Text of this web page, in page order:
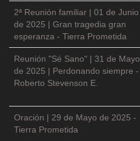
2ª Reunión familiar | 01 de Junio
de 2025 | Gran tragedia gran
esperanza - Tierra Prometida
Reunión "Sé Sano" | 31 de Mayo
de 2025 | Perdonando siempre -
Roberto Stevenson E.
Oración | 29 de Mayo de 2025 -
Tierra Prometida